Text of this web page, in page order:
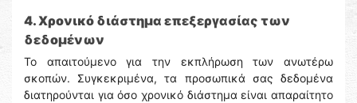
4. Χρονικό διάστημα επεξεργασίας των
δεδομένων
Το απαιτούμενο για την εκπλήρωση των ανωτέρω
σκοπών. Συγκεκριμένα, τα προσωπικά σας δεδομένα
διατηρούνται για όσο χρονικό διάστημα είναι απαραίτητο